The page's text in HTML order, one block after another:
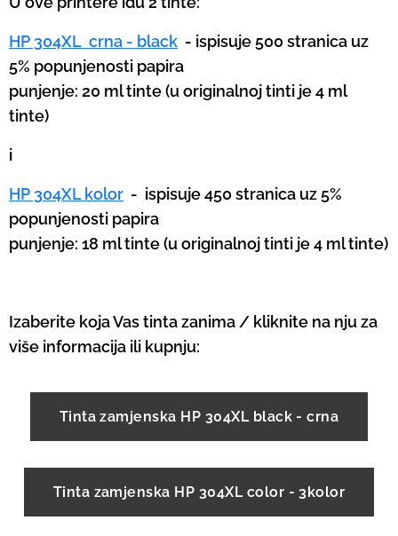
HP 304XL crna - black - ispisuje 500 stranica uz
5% popunjenosti papira
punjenje: 20 ml tinte (u originalnoj tinti je 4 ml
tinte)
i
HP 304XL kolor - ispisuje 450 stranica uz 5%
popunjenosti papira
punjenje: 18 ml tinte (u originalnoj tinti je 4 ml tinte)
Izaberite koja Vas tinta zanima / kliknite na nju za
više informacija ili kupnju:
Tinta zamjenska HP 304XL black - crna
Tinta zamjenska HP 304XL color - 3kolor